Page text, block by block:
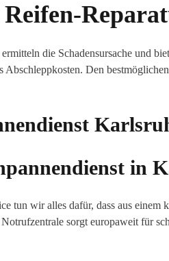
Reifen-
die Schadensursache und
Abschleppkosten. Den
in
tun wir alles dafür, dass aus
sorgt europaweit für